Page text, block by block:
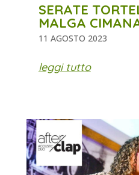
SERATE
MALGA
11 AGOSTO 2023
leggi tutto